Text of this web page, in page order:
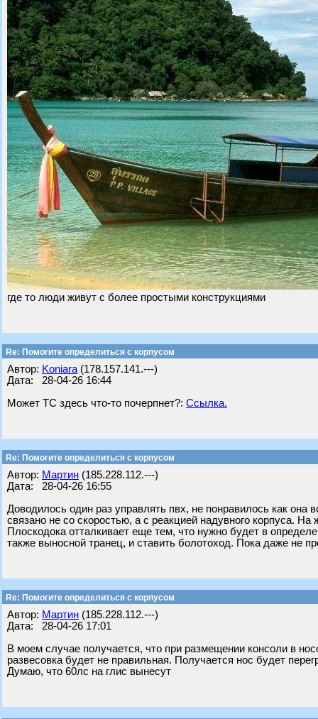
где то люди живут с более простыми конструкциями
Re: Помогите определиться с корпусом
Автор: Koniara (178.157.141.---)
Дата: 28-04-26 16:44
Может ТС здесь что-то почерпнет?: Ссылка.
Re: Помогите определиться с корпусом
Автор: Мартин (185.228.112.---)
Дата: 28-04-26 16:55
Доводилось один раз управлять пвх, не понравилось как
связано не со скоростью, а с реакцией надувного корпуса.
Плоскодока отталкивает еще тем, что нужно будет в
также выносной транец, и ставить болотоход. Пока даже не
Re: Помогите определиться с корпусом
Автор: Мартин (185.228.112.---)
Дата: 28-04-26 17:01
В моем случае получается, что при размещении консоли в
развесовка будет не правильная. Получается нос будет
Думаю, что 60лс на глис вынесут